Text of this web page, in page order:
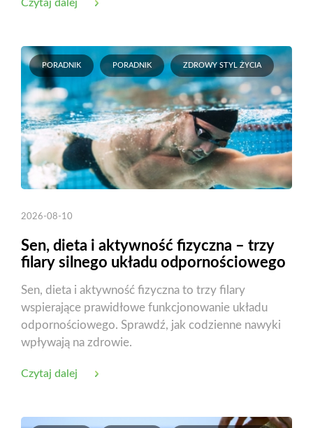
Czytaj dalej
PORADNIK PORADNIK ZDROWY STYL ŻYCIA
2026-08-10
Sen, dieta i aktywność fizyczna – trzy
filary silnego układu odpornościowego
Sen, dieta i aktywność fizyczna to trzy filary
wspierające prawidłowe funkcjonowanie układu
odpornościowego. Sprawdź, jak codzienne nawyki
wpływają na zdrowie.
Czytaj dalej